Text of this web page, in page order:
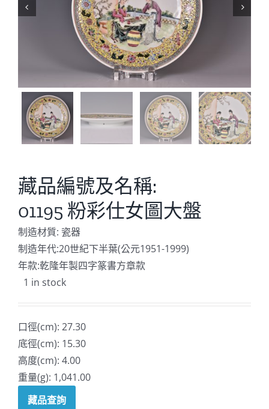
 
藏品編號及名稱:
01195 粉彩仕女圖大盤
制造材質: 瓷器
制造年代:20世紀下半葉(公元1951-1999)
年款:乾隆年製四字篆書方章款
1 in stock
口徑(cm): 27.30
底徑(cm): 15.30
高度(cm): 4.00
重量(g): 1,041.00
藏品查詢